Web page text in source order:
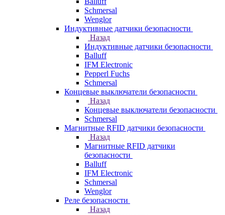
Schmersal
Wenglor
Индуктивные датчики безопасности
Назад
Индуктивные датчики безопасности
Balluff
IFM Electronic
Pepperl Fuchs
Schmersal
Концевые выключатели безопасности
Назад
Концевые выключатели безопасности
Schmersal
Магнитные RFID датчики безопасности
Назад
Магнитные RFID датчики
безопасности
Balluff
IFM Electronic
Schmersal
Wenglor
Реле безопасности
Назад